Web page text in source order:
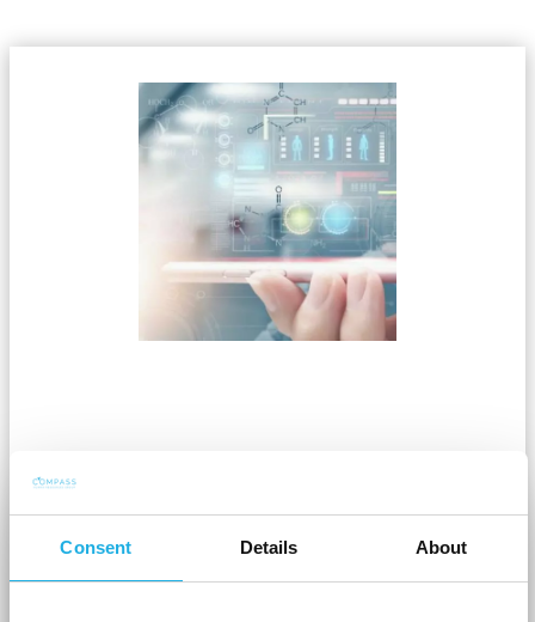
Consent Details About
Et eminent samarbejde mellem